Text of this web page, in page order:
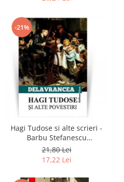
-21%
Hagi Tudose si alte scrieri -
Barbu Stefanescu
Delavrancea
21,80 Lei
17,22 Lei